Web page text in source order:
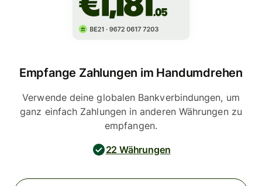
Empfange Zahlungen im Handumdrehen
Verwende deine globalen Bankverbindungen, um
ganz einfach Zahlungen in anderen Währungen zu
empfangen.
22 Währungen